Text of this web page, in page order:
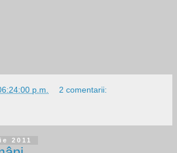
p.m. 2 comentarii:
2011